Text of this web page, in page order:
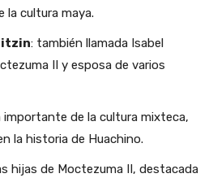
la cultura maya.
: también llamada Isabel
II y esposa de varios
importante de la cultura mixteca,
la historia de Huachino.
hijas de Moctezuma II, destacada